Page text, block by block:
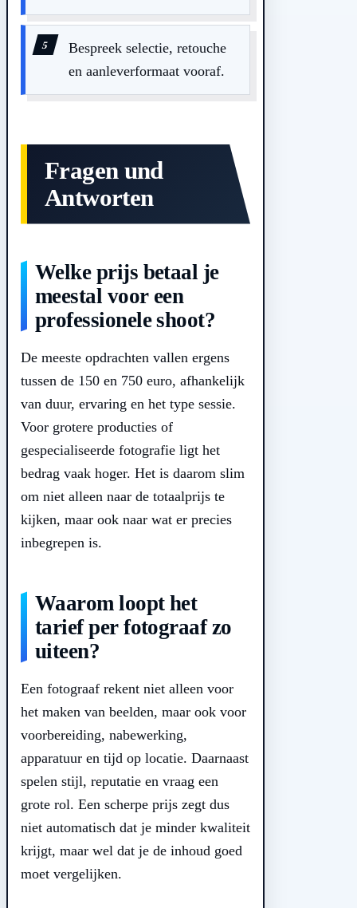
Bespreek selectie, retouche
en aanleverformaat vooraf.
Fragen und
Antworten
Welke prijs betaal je
meestal voor een
professionele shoot?
De meeste opdrachten vallen ergens
tussen de 150 en 750 euro, afhankelijk
van duur, ervaring en het type sessie.
Voor grotere producties of
gespecialiseerde fotografie ligt het
bedrag vaak hoger. Het is daarom slim
om niet alleen naar de totaalprijs te
kijken, maar ook naar wat er precies
inbegrepen is.
Waarom loopt het
tarief per fotograaf zo
uiteen?
Een fotograaf rekent niet alleen voor
het maken van beelden, maar ook voor
voorbereiding, nabewerking,
apparatuur en tijd op locatie. Daarnaast
spelen stijl, reputatie en vraag een
grote rol. Een scherpe prijs zegt dus
niet automatisch dat je minder kwaliteit
krijgt, maar wel dat je de inhoud goed
moet vergelijken.